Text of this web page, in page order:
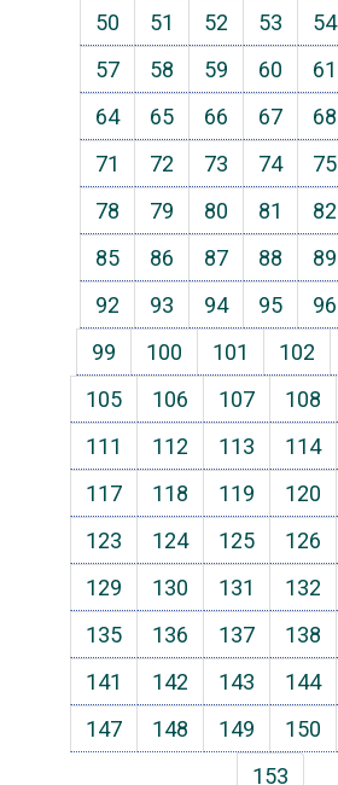
50
51 52 53 54
57
58 59 60 61
64
65 66 67 68
71
72 73 74 75
78
79 80 81 82
85
86 87 88 89
92
93 94 95 96
99
100 101 102
105
106 107 108
111
112 113 114
117
118 119 120
123
124 125 126
129
130 131 132
135
136 137 138
141
142 143 144
147
148 149 150
153